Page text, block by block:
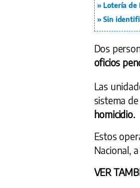
Lotería de
Sin
Dos
oficios
Las
sistema
homicidio.
Estos
Nacional,
VER